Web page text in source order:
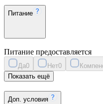
Питание
Питание предоставляется
Да0 Нет0
Показать ещё
Доп. условия